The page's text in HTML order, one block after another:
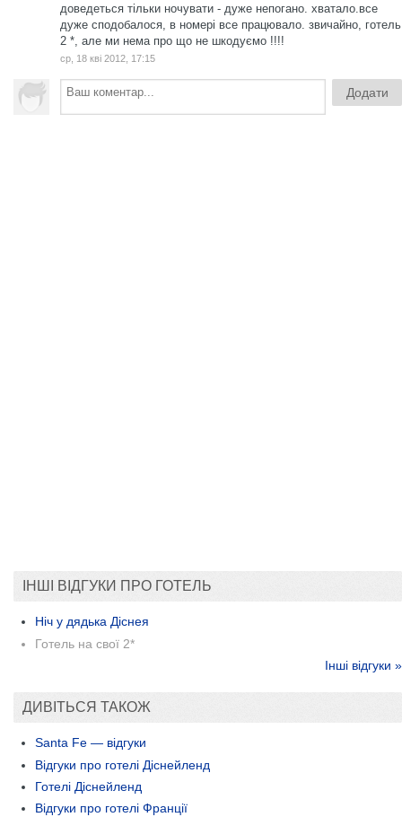
доведеться тільки ночувати - дуже непогано. хватало.все
дуже сподобалося, в номері все працювало. звичайно, готель
2 *, але ми нема про що не шкодуємо !!!!
ср, 18 кві 2012, 17:15
ІНШІ ВІДГУКИ ПРО ГОТЕЛЬ
Ніч у дядька Діснея
Готель на свої 2*
Інші відгуки »
ДИВІТЬСЯ ТАКОЖ
Santa Fe — відгуки
Відгуки про готелі Діснейленд
Готелі Діснейленд
Відгуки про готелі Франції